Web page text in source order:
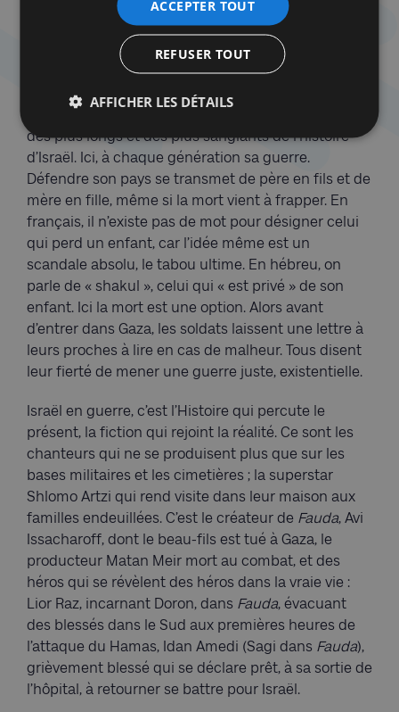
tombés au combat. 21 noms se sont affichés le 23
janvier. 21 noms qui dessinent la mosaïque de la
société israélienne : des Juifs de toutes origines, un
jeune Bédouin israélien, un Israélo-philippin, des
religieux comme des laïques. Avec deux morts et 60
des plus longs et des plus sanglants de l’histoire
d’Israël. Ici, à chaque génération sa guerre.
Défendre son pays se transmet de père en fils et de
mère en fille, même si la mort vient à frapper. En
français, il n’existe pas de mot pour désigner celui
qui perd un enfant, car l’idée même est un
scandale absolu, le tabou ultime. En hébreu, on
parle de « shakul », celui qui « est privé » de son
enfant. Ici la mort est une option. Alors avant
d’entrer dans Gaza, les soldats laissent une lettre à
leurs proches à lire en cas de malheur. Tous disent
leur fierté de mener une guerre juste, existentielle.
Israël en guerre, c’est l’Histoire qui percute le
présent, la fiction qui rejoint la réalité. Ce sont les
chanteurs qui ne se produisent plus que sur les
bases militaires et les cimetières ; la superstar
Shlomo Artzi qui rend visite dans leur maison aux
familles endeuillées. C’est le créateur de Fauda, Avi
Issacharoff, dont le beau-fils est tué à Gaza, le
producteur Matan Meir mort au combat, et des
héros qui se révèlent des héros dans la vraie vie :
Lior Raz, incarnant Doron, dans Fauda, évacuant
des blessés dans le Sud aux premières heures de
l’attaque du Hamas, Idan Amedi (Sagi dans Fauda),
grièvement blessé qui se déclare prêt, à sa sortie de
l’hôpital, à retourner se battre pour Israël.
ACCEPTER TOUT
REFUSER TOUT
AFFICHER LES DÉTAILS